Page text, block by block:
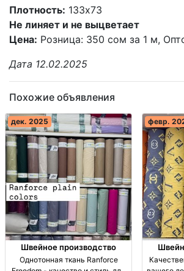
Плотность: 133х73
Не линяет и не выцветает
Цена: Розница: 350 сом за 1 м,
Дата 12.02.2025
Похожие объявления
дек. 2025
Швейное производство
Однотонная ткань Ranforce
февр.